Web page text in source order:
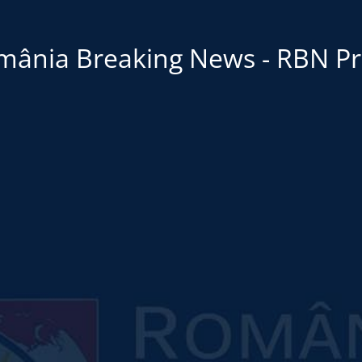
Breaking News - RBN